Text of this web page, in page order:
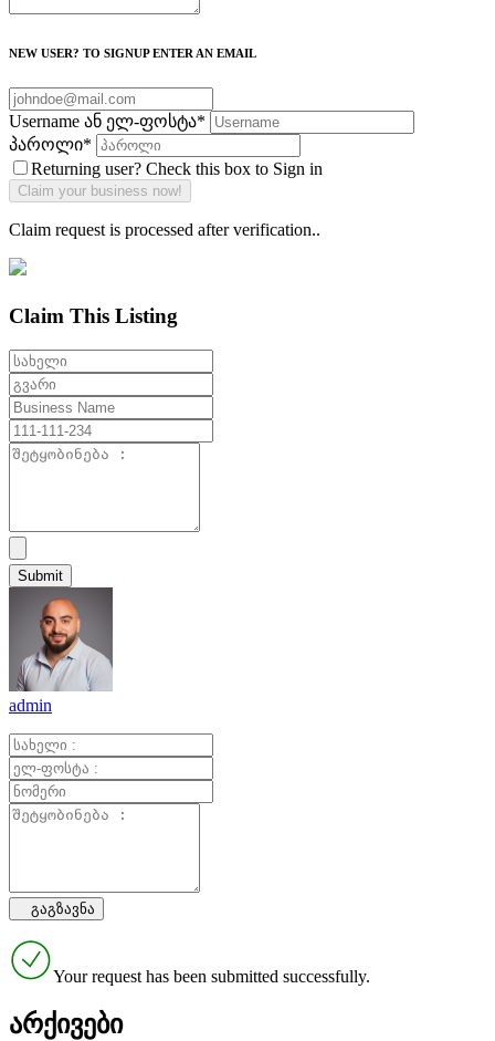
NEW USER? TO SIGNUP ENTER AN EMAIL
Username ან ელ-ფოსტა*
პაროლი*
Returning user? Check this box to Sign in
Claim request is processed after verification..
Claim This Listing
admin
Your request has been submitted successfully.
არქივები